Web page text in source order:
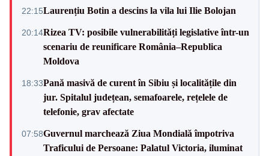
22:15Laurențiu Botin a descins la vila lui Ilie Bolojan
20:14Rizea TV: posibile vulnerabilități legislative într-un
scenariu de reunificare România–Republica
Moldova
18:33Pană masivă de curent în Sibiu și localitățile din
jur. Spitalul județean, semafoarele, rețelele de
telefonie, grav afectate
07:58Guvernul marchează Ziua Mondială împotriva
Traficului de Persoane: Palatul Victoria, iluminat